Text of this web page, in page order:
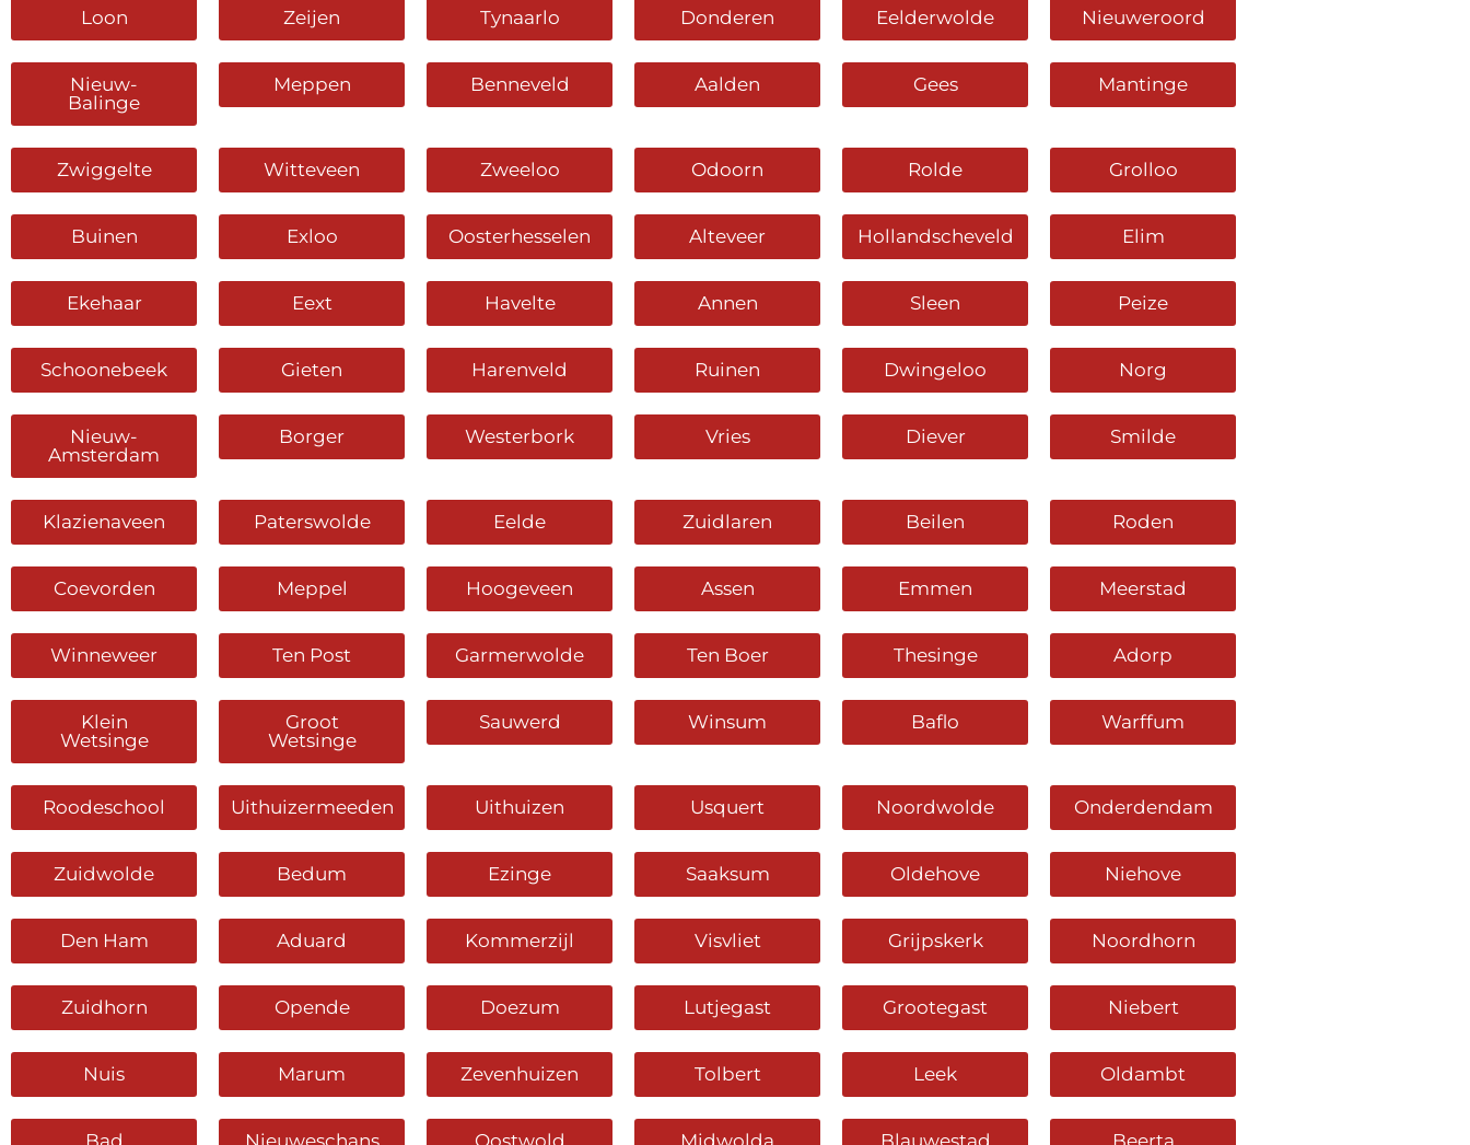
Loon Zeijen Tynaarlo Donderen Eelderwolde Nieuweroord
Nieuw-
Balinge
Meppen Benneveld Aalden Gees Mantinge
Zwiggelte Witteveen Zweeloo Odoorn Rolde Grolloo
Buinen Exloo Oosterhesselen Alteveer Hollandscheveld Elim
Ekehaar Eext Havelte Annen Sleen Peize
Schoonebeek Gieten Harenveld Ruinen Dwingeloo Norg
Nieuw-
Amsterdam
Borger Westerbork Vries Diever Smilde
Klazienaveen Paterswolde Eelde Zuidlaren Beilen Roden
Coevorden Meppel Hoogeveen Assen Emmen Meerstad
Winneweer Ten Post Garmerwolde Ten Boer Thesinge Adorp
Klein
Wetsinge
Groot
Wetsinge
Sauwerd Winsum Baflo Warffum
Roodeschool Uithuizermeeden Uithuizen Usquert Noordwolde Onderdendam
Zuidwolde Bedum Ezinge Saaksum Oldehove Niehove
Den Ham Aduard Kommerzijl Visvliet Grijpskerk Noordhorn
Zuidhorn Opende Doezum Lutjegast Grootegast Niebert
Nuis Marum Zevenhuizen Tolbert Leek Oldambt